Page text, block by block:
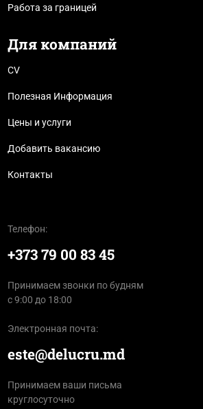
Работа за границей
Для компаний
CV
Полезная Информация
Цены и услуги
Добавить вакансию
Контакты
Телефон:
+373 79 00 83 45
Принимаем звонки по будням
с 9:00 до 18:00
Электронная почта:
este@delucru.md
Принимаем ваши письма
круглосуточно